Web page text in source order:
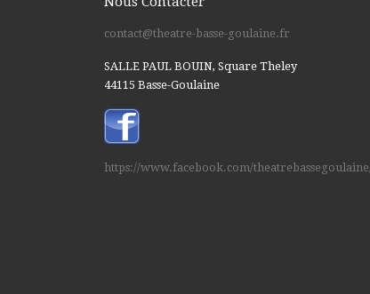
contact@theatre-basse-goulaine.fr
SALLE PAUL BOUIN, Square Theley
44115 Basse-Goulaine
https://www.facebook.com/